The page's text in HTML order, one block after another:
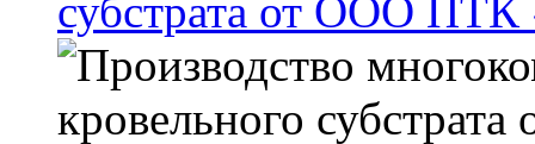
субстрата от ООО